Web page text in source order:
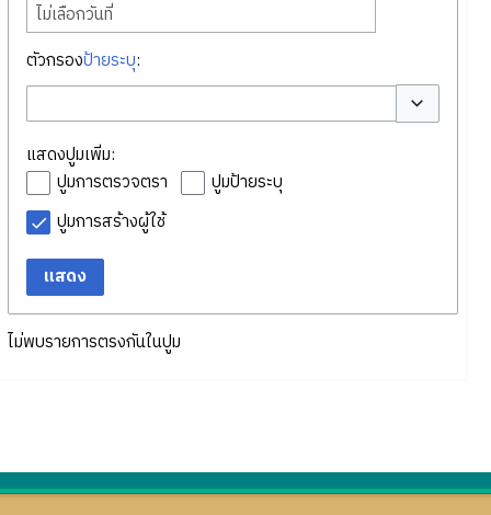
ไม่เลือกวันที่
ตัวกรองป้ายระบุ:
สลับตัวเลือก
แสดงปูมเพิ่ม:
ปูมการตรวจตรา
ปูมป้ายระบุ
ปูมการสร้างผู้ใช้
แสดง
ไม่พบรายการตรงกันในปูม